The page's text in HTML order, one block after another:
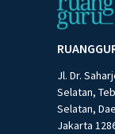
Jl. Dr.
Selatan,
Selatan,
Jakarta